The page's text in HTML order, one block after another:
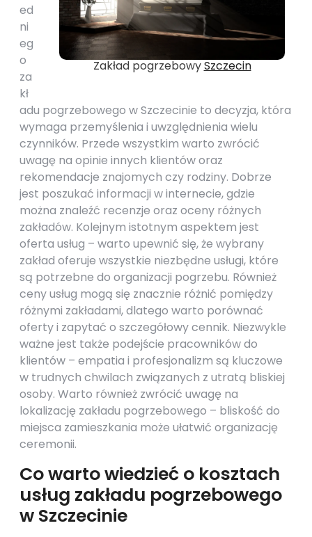
Zakład pogrzebowySzczecin
ed
ni
eg
o
za
kł
adu pogrzebowego w Szczecinie to decyzja, która
wymaga przemyślenia i uwzględnienia wielu
czynników. Przede wszystkim warto zwrócić
uwagę na opinie innych klientów oraz
rekomendacje znajomych czy rodziny. Dobrze
jest poszukać informacji w internecie, gdzie
można znaleźć recenzje oraz oceny różnych
zakładów. Kolejnym istotnym aspektem jest
oferta usług – warto upewnić się, że wybrany
zakład oferuje wszystkie niezbędne usługi, które
są potrzebne do organizacji pogrzebu. Również
ceny usług mogą się znacznie różnić pomiędzy
różnymi zakładami, dlatego warto porównać
oferty i zapytać o szczegółowy cennik. Niezwykle
ważne jest także podejście pracowników do
klientów – empatia i profesjonalizm są kluczowe
w trudnych chwilach związanych z utratą bliskiej
osoby. Warto również zwrócić uwagę na
lokalizację zakładu pogrzebowego – bliskość do
miejsca zamieszkania może ułatwić organizację
ceremonii.
Co warto wiedzieć o kosztach
usług zakładu pogrzebowego
w Szczecinie